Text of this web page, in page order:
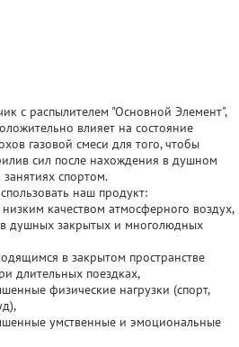
с распылителем "Основной Элемент",
влияет на состояние
газовой смеси для того, чтобы
сил после нахождения в душном
спортом.
наш продукт:
качеством атмосферного воздух,
душных закрытых и многолюдных
в закрытом пространстве
длительных поездках,
физические нагрузки (спорт,
умственные и эмоциональные